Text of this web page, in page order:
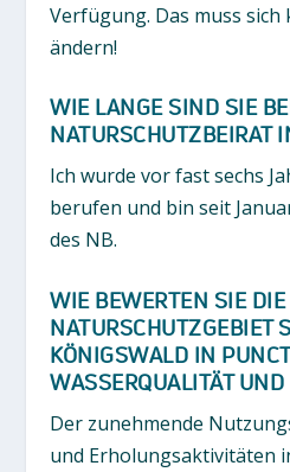
Verfügung. Das muss
ändern!
WIE LANGE SIND SIE
NATURSCHUTZBEIRAT
Ich wurde vor fast sechs
berufen und bin seit
des NB.
WIE BEWERTEN SIE
NATURSCHUTZGEBIET
KÖNIGSWALD IN
WASSERQUALITÄT
Der zunehmende
und Erholungsaktivitäten